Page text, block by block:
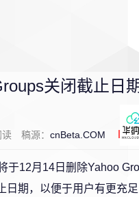
关闭截止日
读 稿源： cnBeta.COM 0
于12月14日删除Yahoo
日期，以便于用户有更充